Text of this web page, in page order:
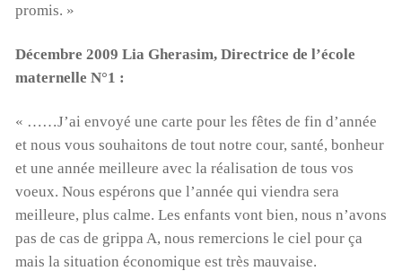
promis. »
Décembre 2009 Lia Gherasim, Directrice de l’école
maternelle N°1 :
« ……J’ai envoyé une carte pour les fêtes de fin d’année
et nous vous souhaitons de tout notre cour, santé, bonheur
et une année meilleure avec la réalisation de tous vos
voeux. Nous espérons que l’année qui viendra sera
meilleure, plus calme. Les enfants vont bien, nous n’avons
pas de cas de grippa A, nous remercions le ciel pour ça
mais la situation économique est très mauvaise.